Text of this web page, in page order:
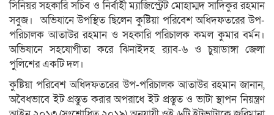
সিনিয়র সহকারি সচিব ও নির্বাহী ম্যাজিস্ট্রেট মোহাম্মদ সাদিকুর রহমান
সবুজ। অভিযানে উপস্থিত ছিলেন কুষ্টিয়া পরিবেশ অধিদফতরের উপ-
পরিচালক আতাউর রহমান ও সহকারি পরিচালক কমল কুমার বর্মন।
অভিযানে সহযোগীতা করে ঝিনাইদহ র‌্যাব-৬ ও চুয়াডাঙ্গা জেলা
পুলিশের একটি দল।
কুষ্টিয়া পরিবেশ অধিদফতরের উপ-পরিচালক আতাউর রহমান জানান,
অবৈধভাবে ইট প্রস্তুত করার অপরাধে ইট প্রস্তুত ও ভাটা স্থাপন নিয়ন্ত্রণ